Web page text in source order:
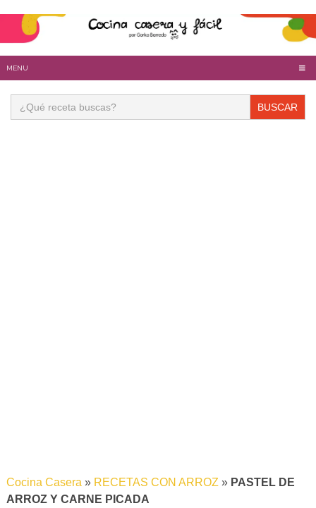
MENU
Buscar:
Cocina Casera» RECETAS CON ARROZ» PASTEL DE
ARROZ Y CARNE PICADA